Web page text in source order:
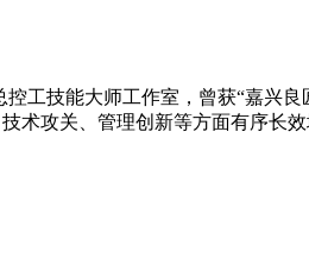
工技能大师工作室，曾获“嘉兴良
术攻关、管理创新等方面有序长